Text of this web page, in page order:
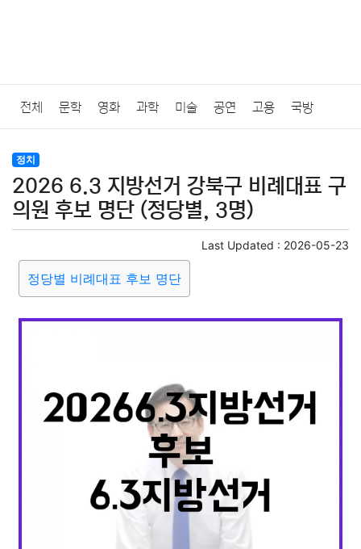
전체 문학 영화 과학 미술 공연 고용 국방
법률
질병 가요 방송 일상 주식 암호화폐 블록체인
미용 증권 인테리어
요리 상품리뷰 원예 금융
부동산 외국어 교육 교통 생활 기타
정치
2026 6.3 지방선거 강북구 비례대표 구
의원 후보 명단 (정당별, 3명)
Last Updated : 2026-05-23
정당별 비례대표 후보 명단